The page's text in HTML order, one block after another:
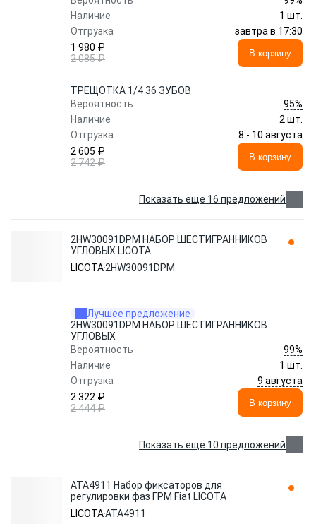
Наличие
1 шт.
Отгрузка
завтра в 17:30
1 980 ₽
2 085 ₽
В корзину
ТРЕЩОТКА 1/4 36 ЗУБОВ
Вероятность
95%
Наличие
2 шт.
Отгрузка
8 - 10 августа
2 605 ₽
2 742 ₽
В корзину
Показать еще 16 предложений
2HW30091DPM НАБОР ШЕСТИГРАННИКОВ
УГЛОВЫХ LICOTA
LICOTA2HW30091DPM
Лучшее предложение
2HW30091DPM НАБОР ШЕСТИГРАННИКОВ
УГЛОВЫХ
Вероятность
99%
Наличие
1 шт.
Отгрузка
9 августа
2 322 ₽
2 444 ₽
В корзину
Показать еще 10 предложений
ATA4911 Набор фиксаторов для
регулировки фаз ГРМ Fiat LICOTA
LICOTAATA4911